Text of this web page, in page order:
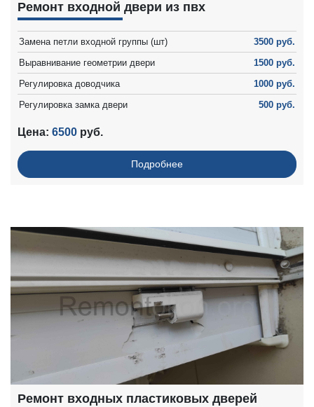
Ремонт входной двери из пвх
Замена петли входной группы (шт)
3500 руб.
Выравнивание геометрии двери
1500 руб.
Регулировка доводчика
1000 руб.
Регулировка замка двери
500 руб.
Цена: 6500 руб.
Подробнее
Ремонт входных пластиковых дверей